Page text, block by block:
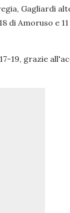
Gagliardi
di Amoruso e
19, grazie